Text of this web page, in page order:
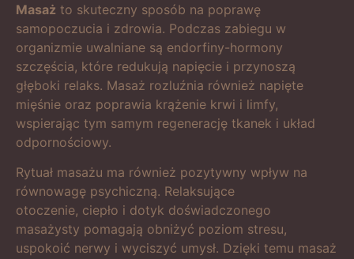
Masaż to skuteczny sposób na poprawę
samopoczucia i zdrowia. Podczas zabiegu w
organizmie uwalniane są endorfiny-hormony
szczęścia, które redukują napięcie i przynoszą
głęboki relaks. Masaż rozluźnia również napięte
mięśnie oraz poprawia krążenie krwi i limfy,
wspierając tym samym regenerację tkanek i układ
odpornościowy.
Rytuał masażu ma również pozytywny wpływ na
równowagę psychiczną. Relaksujące
otoczenie, ciepło i dotyk doświadczonego
masażysty pomagają obniżyć poziom stresu,
uspokoić nerwy i wyciszyć umysł. Dzięki temu masaż